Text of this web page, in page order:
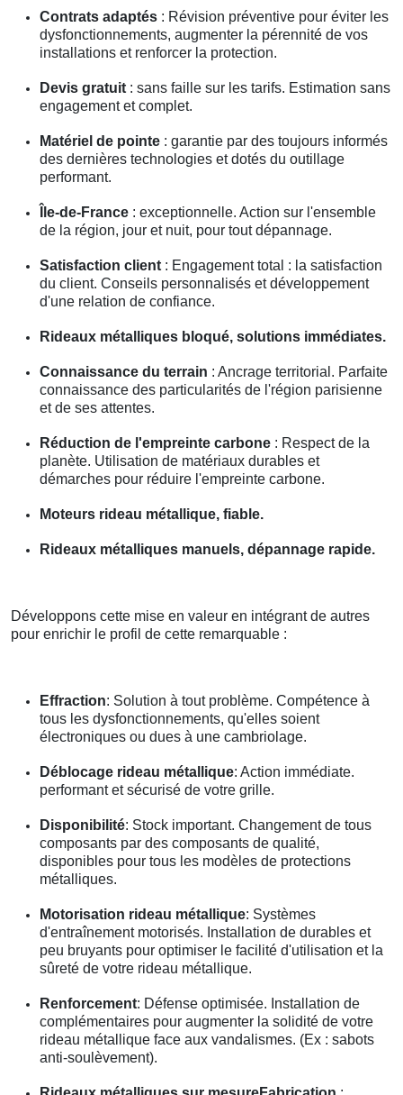
Contrats adaptés : Révision préventive pour éviter les
dysfonctionnements, augmenter la pérennité de vos
installations et renforcer la protection.
Devis gratuit : sans faille sur les tarifs. Estimation sans
engagement et complet.
Matériel de pointe : garantie par des toujours informés
des dernières technologies et dotés du outillage
performant.
Île-de-France : exceptionnelle. Action sur l'ensemble
de la région, jour et nuit, pour tout dépannage.
Satisfaction client : Engagement total : la satisfaction
du client. Conseils personnalisés et développement
d'une relation de confiance.
Rideaux métalliques bloqué, solutions immédiates.
Connaissance du terrain : Ancrage territorial. Parfaite
connaissance des particularités de l'région parisienne
et de ses attentes.
Réduction de l'empreinte carbone : Respect de la
planète. Utilisation de matériaux durables et
démarches pour réduire l'empreinte carbone.
Moteurs rideau métallique, fiable.
Rideaux métalliques manuels, dépannage rapide.
Développons cette mise en valeur en intégrant de autres
pour enrichir le profil de cette remarquable :
Effraction: Solution à tout problème. Compétence à
tous les dysfonctionnements, qu'elles soient
électroniques ou dues à une cambriolage.
Déblocage rideau métallique: Action immédiate.
performant et sécurisé de votre grille.
Disponibilité: Stock important. Changement de tous
composants par des composants de qualité,
disponibles pour tous les modèles de protections
métalliques.
Motorisation rideau métallique: Systèmes
d'entraînement motorisés. Installation de durables et
peu bruyants pour optimiser le facilité d'utilisation et la
sûreté de votre rideau métallique.
Renforcement: Défense optimisée. Installation de
complémentaires pour augmenter la solidité de votre
rideau métallique face aux vandalismes. (Ex : sabots
anti-soulèvement).